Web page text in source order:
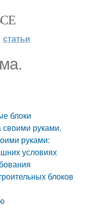
статьи
блоки
своими руками.
руками:
условиях
блоков